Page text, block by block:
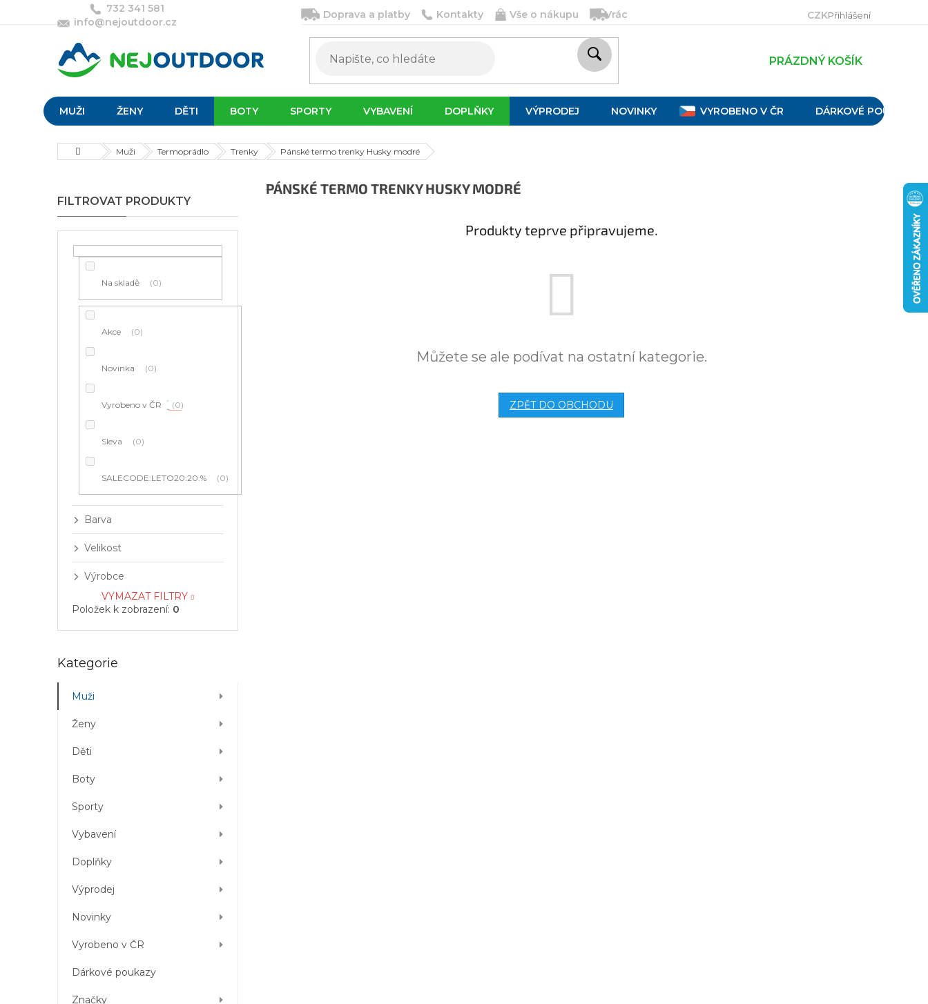
732 341 581
info@nejoutdoor.cz
Doprava a platby Kontakty Vše o nákupu Vrácení, výměna a reklamace Velikostní tabulky
CZKPřihlášení
PRÁZDNÝ KOŠÍK
MUŽI ŽENY DĚTI BOTY SPORTY VYBAVENÍ DOPLŇKY VÝPRODEJ NOVINKY VYROBENO V ČR DÁRKOVÉ POUKAZY
DomůMuži Termoprádlo Trenky Pánské termo trenky Husky modré
o
s
t
Na skladě 0
Akce 0
Novinka 0
Vyrobeno v ČR 0
Sleva 0
SALECODE:LETO20:20:% 0
Barva
Velikost
Výrobce
VYMAZAT FILTRY
Položek k zobrazení: 0
Přeskočit
Kategorie
Muži
Ženy
Děti
Boty
Sporty
Vybavení
Doplňky
Výprodej
Novinky
Vyrobeno v ČR
Dárkové poukazy
Značky
PÁNSKÉ TERMO TRENKY HUSKY MODRÉ
Produkty teprve připravujeme.
Můžete se ale podívat na ostatní kategorie.
ZPĚT DO OBCHODU